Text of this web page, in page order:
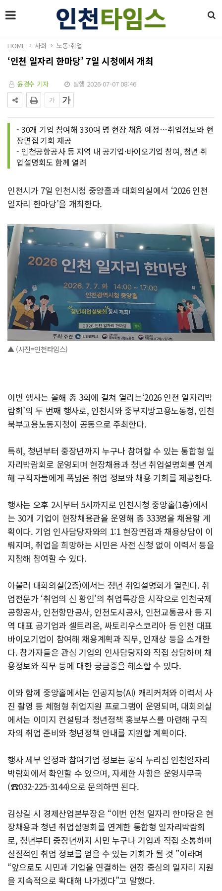
HOME 사회 노동·취업
‘인천 일자리 한마당’ 7일 시청에서 개최
윤경수 기자 발행 2026-07-07 08:46
- 30개 기업 참여해 330여 명 현장 채용 예정…취업정보와 현
장면접 기회 제공
- 인천공항공사 등 지역 내 공기업·바이오기업 참여, 청년 취
업설명회도 함께 열려
인천시가 7일 인천시청 중앙홀과 대회의실에서 ‘2026 인천
일자리 한마당’을 개최한다.
▲ (사진=인천타임스)
이번 행사는 올해 총 3회에 걸쳐 열리는‘2026 인천 일자리박
람회’의 두 번째 행사로, 인천시와 중부지방고용노동청, 인천
북부고용노동지청이 공동으로 주최한다.
특히, 청년부터 중장년까지 누구나 참여할 수 있는 통합형 일
자리박람회로 운영되며 현장채용과 청년 취업설명회를 연계
해 구직자들에게 폭넓은 취업 정보와 채용 기회를 제공한다.
행사는 오후 2시부터 5시까지로 인천시청 중앙홀(1층)에서
는 30개 기업이 현장채용관을 운영해 총 333명을 채용할 계
획이다. 기업 인사담당자와의 1:1 현장면접과 채용상담이 이
뤄지며, 취업을 희망하는 시민은 사전 신청 없이 이력서 등을
지참해 참여할 수 있다.
아울러 대회의실(2층)에서는 청년 취업설명회가 열린다. 취
업전문가 ‘취업의 신 황인’의 취업특강을 시작으로 인천국제
공항공사, 인천항만공사, 인천도시공사, 인천교통공사 등 지
역 대표 공기업과 셀트리온, 싸토리우스코리아 등 인천 대표
바이오기업이 참여해 채용계획과 직무, 인재상 등을 소개한
다. 참가자들은 관심 기업의 인사담당자와 직접 상담하며 채
용정보와 직무 등에 대한 궁금증을 해소할 수 있다.
이와 함께 중앙홀에서는 인공지능(AI) 캐리커처와 이력서 사
진 촬영 등 체험형 취업지원 프로그램이 운영되며, 대회의실
에서는 이미지 컨설팅과 청년정책 홍보부스를 마련해 구직
자의 취업 준비와 청년정책 안내를 지원할 계획이다.
행사 세부 일정과 참여기업 정보는 공식 누리집 인천일자리
박람회에서 확인할 수 있으며, 자세한 사항은 운영사무국
(☎032-225-3144)으로 문의하면 된다.
김상길 시 경제산업본부장은 “이번 인천 일자리 한마당은 현
장채용과 청년 취업설명회를 연계한 통합형 일자리박람회
로, 청년부터 중장년까지 시민 누구나 기업과 직접 소통하며
실질적인 취업 정보를 얻을 수 있는 기회가 될 것 ”이라며
“앞으로도 시민과 기업을 연결하는 현장 중심의 일자리 지원
을 지속적으로 확대해 나가겠다”고 말했다.